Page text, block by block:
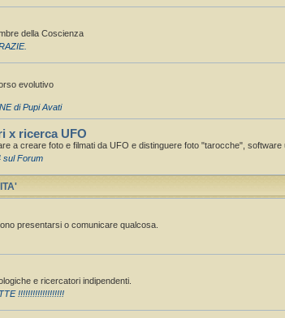
della Coscienza
evolutivo
di Pupi Avati
x ricerca UFO
a creare foto e filmati da UFO e distinguere foto "tarocche", software
sul Forum
presentarsi o comunicare qualcosa.
e ricercatori indipendenti.
!!!!!!!!!!!!!!!!!!!